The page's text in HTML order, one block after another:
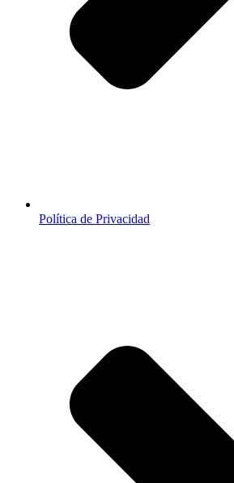
Política de Privacidad